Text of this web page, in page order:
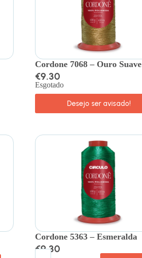
Cordone 7068 – Ouro Suave
€9.30
Esgotado
Desejo ser avisado!
Cordone 5363 – Esmeralda
€9.30